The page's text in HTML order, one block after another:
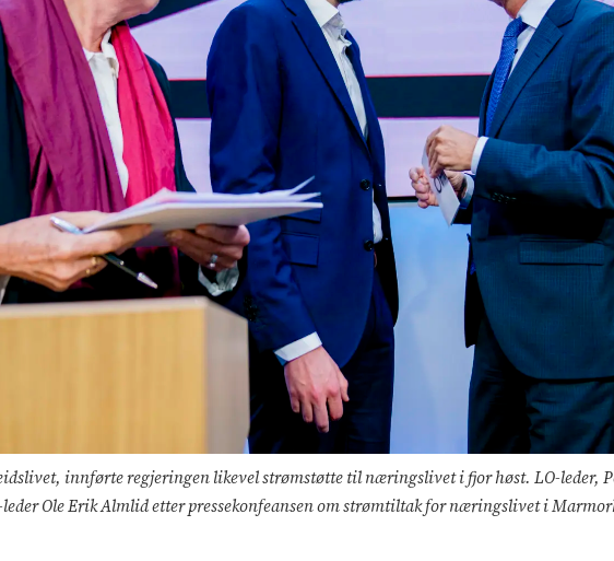
innførte regjeringen likevel strømstøtte til næringslivet i fjor høst. LO-leder,
Ole Erik Almlid etter pressekonfeansen om strømtiltak for næringslivet i